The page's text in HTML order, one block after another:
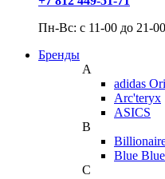
Пн-Вс: с 11-00 до 21-00
Бренды
A
adidas
Arc'teryx
ASICS
B
Blue Blue
C